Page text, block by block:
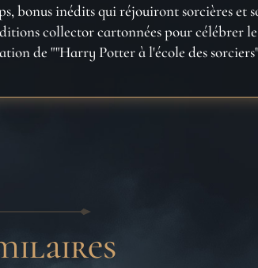
bonus inédits qui réjouiront sorcières et
collector cartonnées pour célébrer
de ""Harry Potter à l'école des